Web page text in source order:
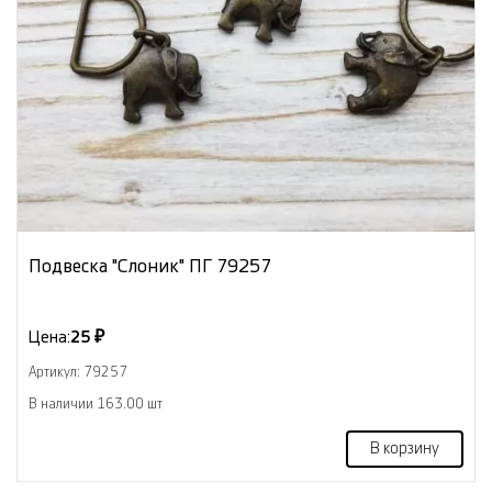
Подвеска "Слоник" ПГ 79257
Цена:25 ₽
Артикул: 79257
В наличии 163.00 шт
В корзину